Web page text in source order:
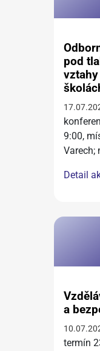
pod
9:00,
Varech;
Detail
a
termín